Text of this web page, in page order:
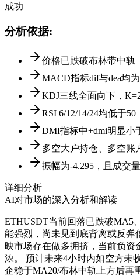
成功
分析依据:
价格已跌破布林带中轨
MACD指标dif与dea均
KDJ三线全面向下，
RSI 6/12/14/24均低于
DMI指标中+dmi明显小
多空大户持仓、多空账
振幅为-4.295，且成交
详细分析
AI对市场的深入分析和解读
ETHUSDT当前回落已跌破MA5
能强烈，尚未见到底背离或反弹
映市场存在做多拥挤，当前负
浓。 预计未来4小时内如空方未
企稳于MA20/布林中轨上方后再